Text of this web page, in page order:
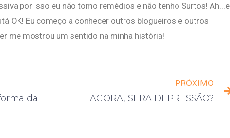
por isso eu não tomo remédios e não tenho Surtos! Ah...e
OK! Eu começo a conhecer outros blogueiros e outros
me mostrou um sentido na minha história!
A necessidade de uma reforma da previdência, humanizada
PRÓXIMO
E AGORA, SERA DEPRESSÃO?